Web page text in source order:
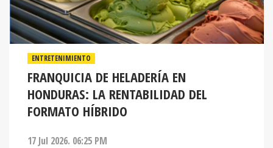
ENTRETENIMIENTO
FRANQUICIA DE HELADERÍA EN
HONDURAS: LA RENTABILIDAD DEL
FORMATO HÍBRIDO
17 Jul 2026. 06:25 PM